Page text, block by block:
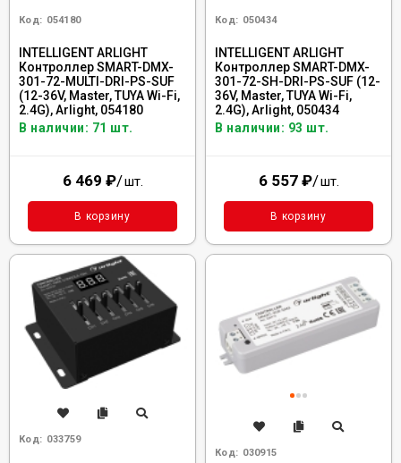
Код: 054180
INTELLIGENT ARLIGHT
Контроллер SMART-DMX-
301-72-MULTI-DRI-PS-SUF
(12-36V, Master, TUYA Wi-Fi,
2.4G), Arlight, 054180
В наличии: 71 шт.
6 469 ₽/шт.
В корзину
Код: 050434
INTELLIGENT ARLIGHT
Контроллер SMART-DMX-
301-72-SH-DRI-PS-SUF (12-
36V, Master, TUYA Wi-Fi,
2.4G), Arlight, 050434
В наличии: 93 шт.
6 557 ₽/шт.
В корзину
Код: 033759
Код: 030915